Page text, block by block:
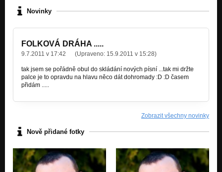
Novinky
FOLKOVÁ DRÁHA .....
9.7.2011 v 17:42 (Upraveno: 15.9.2011 v 15:28)
tak jsem se pořádně obul do skládání nových písní ...tak mi držte
palce je to opravdu na hlavu něco dát dohromady :D :D časem
přidám .....
Zobrazit všechny novinky
Nově přidané fotky